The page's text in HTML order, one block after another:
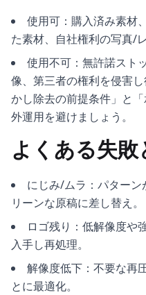
使用可：購入済み素材
た素材、自社権利の写真/
使用不可：無許諾スト
像、第三者の権利を侵害
かし除去の前提条件」と
外運用を避けましょう。
よくある失敗
にじみ/ムラ：パターン
リーンな原稿に差し替え。
ロゴ残り：低解像度や
入手し再処理。
解像度低下：不要な再
とに最適化。